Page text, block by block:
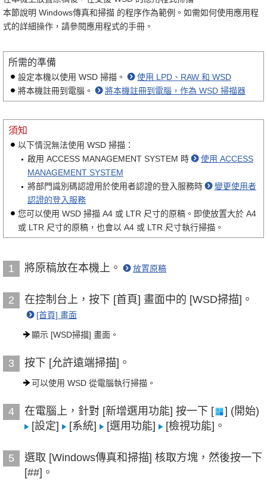
本節說明 Windows傳真和掃描 的程序作為範例。如需如何使用應用程
式的詳細操作，請參閱應用程式的手冊。
所需的準備
設定本機以使用 WSD 掃描。
使用 LPD、RAW 和 WSD
將本機註冊到電腦。
將本機註冊到電腦，作為 WSD 掃描器
須知
以下情況無法使用 WSD 掃描：
啟用 ACCESS MANAGEMENT SYSTEM 時
使用 ACCESS
MANAGEMENT SYSTEM
將部門識別碼認證用於使用者認證的登入服務時
變更使用者
認證的登入服務
您可以使用 WSD 掃描 A4 或 LTR 尺寸的原稿。即使放置大於 A4
或 LTR 尺寸的原稿，也會以 A4 或 LTR 尺寸執行掃描。
1 將原稿放在本機上。 放置原稿
2 在控制台上，按下 [首頁] 畫面中的 [WSD掃描]。
[首頁] 畫面
顯示 [WSD掃描] 畫面。
3 按下 [允許遠端掃描]。
可以使用 WSD 從電腦執行掃描。
4 在電腦上，針對 [新增選用功能] 按一下 [
] (開始)
[設定]
[系統] [選用功能] [檢視功能]。
5
選取 [Windows傳真和掃描] 核取方塊，然後按一下
[##]。